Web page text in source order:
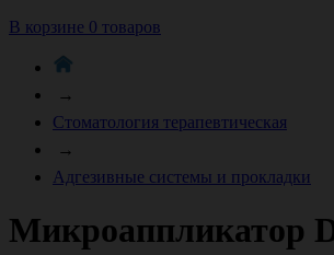
В корзине 0 товаров
→
Стоматология терапевтическая
→
Адгезивные системы и прокладки
Микроаппликатор